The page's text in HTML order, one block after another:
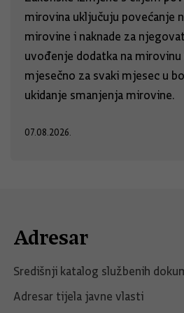
mirovina uključuju povećanje
mirovine i naknade za
uvođenje dodatka na
mjesečno za svaki mjesec u
ukidanje smanjenja mirovine.
07.08.2026.
Adresar
Središnji katalog službenih
Adresar tijela javne vlasti